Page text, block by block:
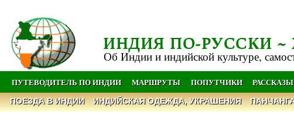
ИНДИЯ ПО-РУССКИ
Об Индии и индийской культуре,
ПУТЕВОДИТЕЛЬ ПО ИНДИИ МАРШРУТЫ ПОПУТЧИКИ РАССКАЗЫ
ПОЕЗДА В ИНДИИ ИНДИЙСКАЯ ОДЕЖДА, УКРАШЕНИЯ